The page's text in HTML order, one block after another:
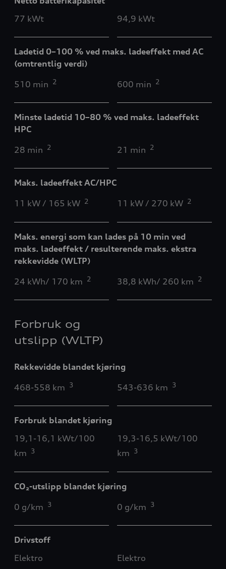
77 kWt
94,9 kWt
Ladetid 0–100 % ved maks. ladeeffekt med AC
(omtrentlig verdi)
510 min 2 600 min 2
Minste ladetid 10–80 % ved maks. ladeeffekt
HPC
28 min 2 21 min 2
Maks. ladeeffekt AC/HPC
11 kW / 165 kW 2 11 kW / 270 kW 2
Maks. energi som kan lades på 10 min ved
maks. ladeeffekt / resulterende maks. ekstra
rekkevidde (WLTP)
24 kWh/ 170 km 2 38,8 kWh/ 260 km 2
Forbruk og
utslipp (WLTP)
Rekkevidde blandet kjøring
468-558 km 3 543-636 km 3
Forbruk blandet kjøring
19,1-16,1 kWt/100
km
3
19,3-16,5 kWt/100
km
3
CO₂-utslipp blandet kjøring
0 g/km 3 0 g/km 3
Drivstoff
Elektro
Elektro